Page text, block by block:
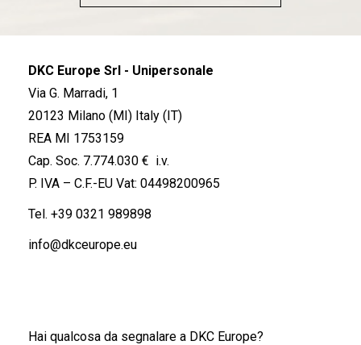
DKC Europe Srl - Unipersonale
Via G. Marradi, 1
20123 Milano (MI) Italy (IT)
REA MI 1753159
Cap. Soc. 7.774.030 € i.v.
P. IVA – C.F.-EU Vat: 04498200965
Tel. +39 0321 989898
info@dkceurope.eu
Hai qualcosa da segnalare a DKC Europe?